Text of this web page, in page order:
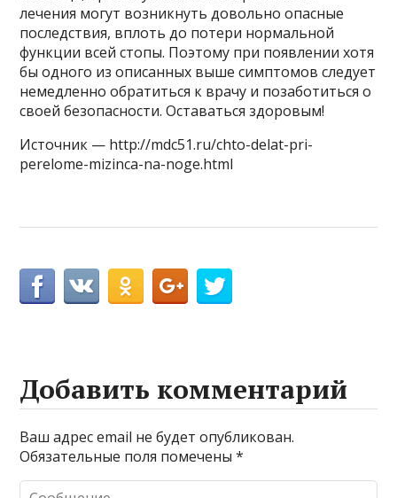
лечения могут возникнуть довольно опасные
последствия, вплоть до потери нормальной
функции всей стопы. Поэтому при появлении хотя
бы одного из описанных выше симптомов следует
немедленно обратиться к врачу и позаботиться о
своей безопасности. Оставаться здоровым!
Источник — http://mdc51.ru/chto-delat-pri-
perelome-mizinca-na-noge.html
Добавить комментарий
Ваш адрес email не будет опубликован.
Обязательные поля помечены*